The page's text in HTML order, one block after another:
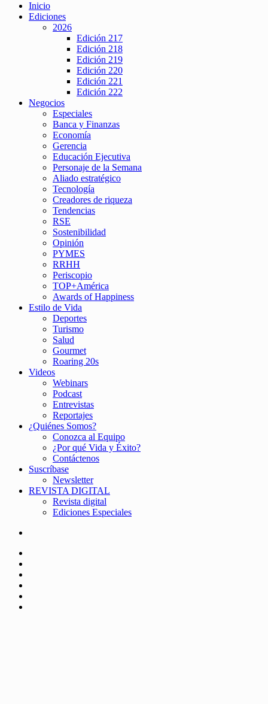
Inicio
Ediciones
2026
Edición 217
Edición 218
Edición 219
Edición 220
Edición 221
Edición 222
Negocios
Especiales
Banca y Finanzas
Economía
Gerencia
Educación Ejecutiva
Personaje de la Semana
Aliado estratégico
Tecnología
Creadores de riqueza
Tendencias
RSE
Sostenibilidad
Opinión
PYMES
RRHH
Periscopio
TOP+América
Awards of Happiness
Estilo de Vida
Deportes
Turismo
Salud
Gourmet
Roaring 20s
Videos
Webinars
Podcast
Entrevistas
Reportajes
¿Quiénes Somos?
Conozca al Equipo
¿Por qué Vida y Éxito?
Contáctenos
Suscríbase
Newsletter
REVISTA DIGITAL
Revista digital
Ediciones Especiales